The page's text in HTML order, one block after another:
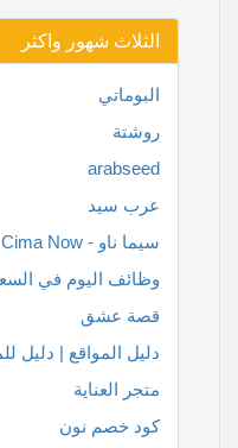
الثلاث شهور واكثر
البوماتي
روشتة
arabseed
عرب سيد
سيما ناو - Cima Now
وظائف اليوم في
قصة عشق
دليل المواقع | دليل
متجر العناية
كود خصم نون